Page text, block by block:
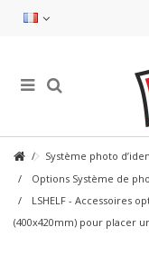
Système photo
Options Système de
LSHELF - Accessoires
(400x420mm) pour placer